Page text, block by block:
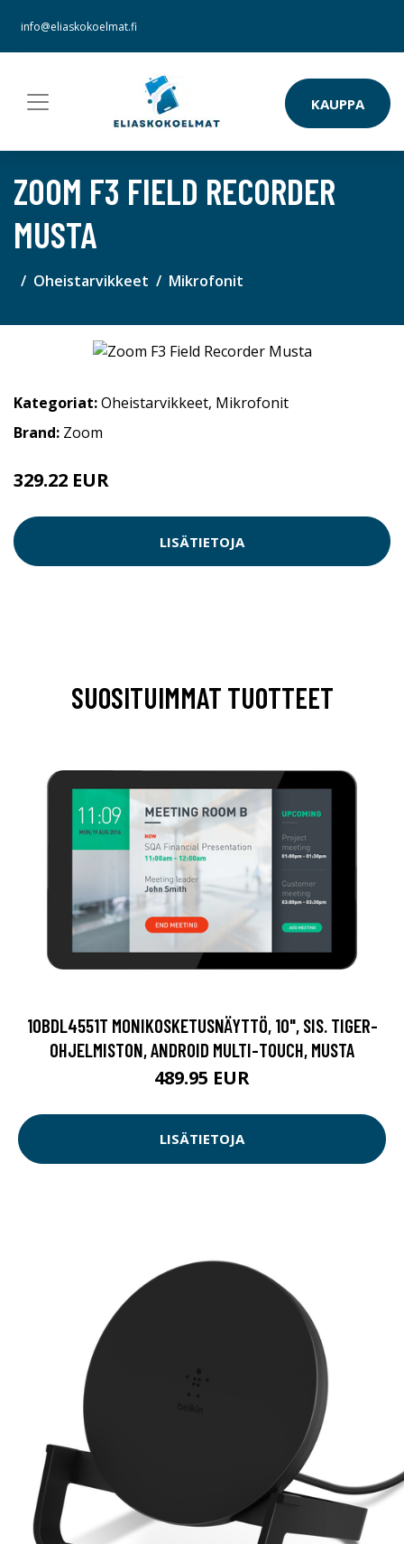
info@eliaskokoelmat.fi
KAUPPA
ZOOM F3 FIELD RECORDER
MUSTA
Oheistarvikkeet Mikrofonit
Kategoriat:Oheistarvikkeet, Mikrofonit
Brand: Zoom
329.22 EUR
LISÄTIETOJA
SUOSITUIMMAT TUOTTEET
10BDL4551T MONIKOSKETUSNÄYTTÖ, 10", SIS. TIGER-
OHJELMISTON, ANDROID MULTI-TOUCH, MUSTA
489.95 EUR
LISÄTIETOJA